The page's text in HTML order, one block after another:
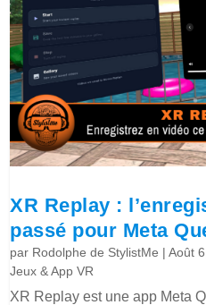
XR Replay :
passé pour Meta
par Rodolphe de StylistMe |Août
Jeux & App VR
XR Replay est une app Meta